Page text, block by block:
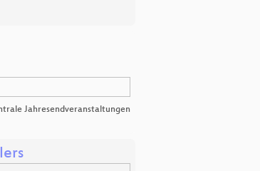
Jahresendveranstaltungen